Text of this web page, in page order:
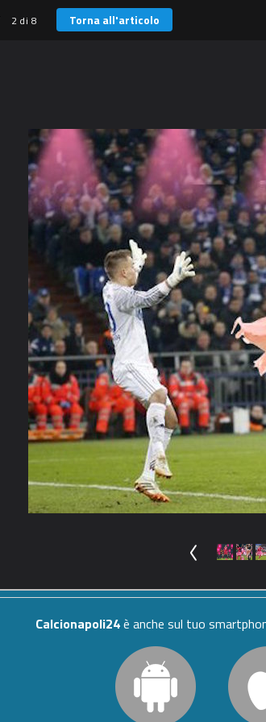
2 di 8 Torna all'articolo
Calcionapoli24è anche sul tuo